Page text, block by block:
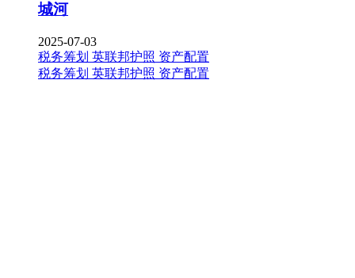
城河
2025-07-03
税务筹划 英联邦护照 资产配置
税务筹划 英联邦护照 资产配置